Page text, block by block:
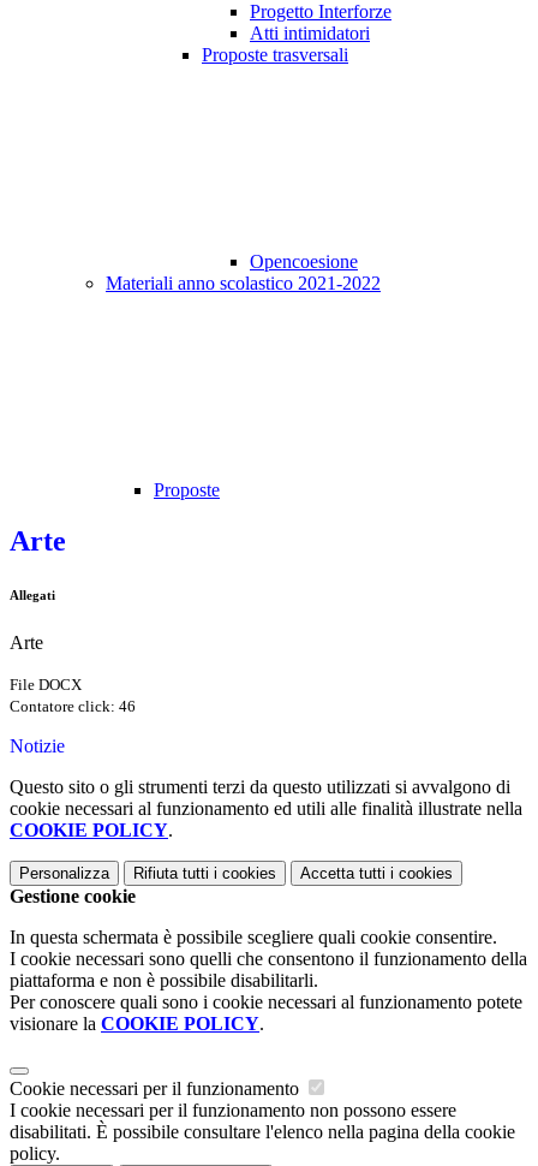
Progetto Interforze
Atti intimidatori
Proposte trasversali
Opencoesione
Materiali anno scolastico 2021-2022
Proposte
Arte
Allegati
Arte
File DOCX
Contatore click: 46
Notizie
Questo sito o gli strumenti terzi da questo utilizzati si avvalgono di
cookie necessari al funzionamento ed utili alle finalità illustrate nella
COOKIE POLICY.
Personalizza Rifiuta tutti i cookies Accetta tutti i cookies
Gestione cookie
In questa schermata è possibile scegliere quali cookie consentire.
I cookie necessari sono quelli che consentono il funzionamento della
piattaforma e non è possibile disabilitarli.
Per conoscere quali sono i cookie necessari al funzionamento potete
visionare la COOKIE POLICY.
Cookie necessari per il funzionamento
I cookie necessari per il funzionamento non possono essere
disabilitati. È possibile consultare l'elenco nella pagina della cookie
policy.